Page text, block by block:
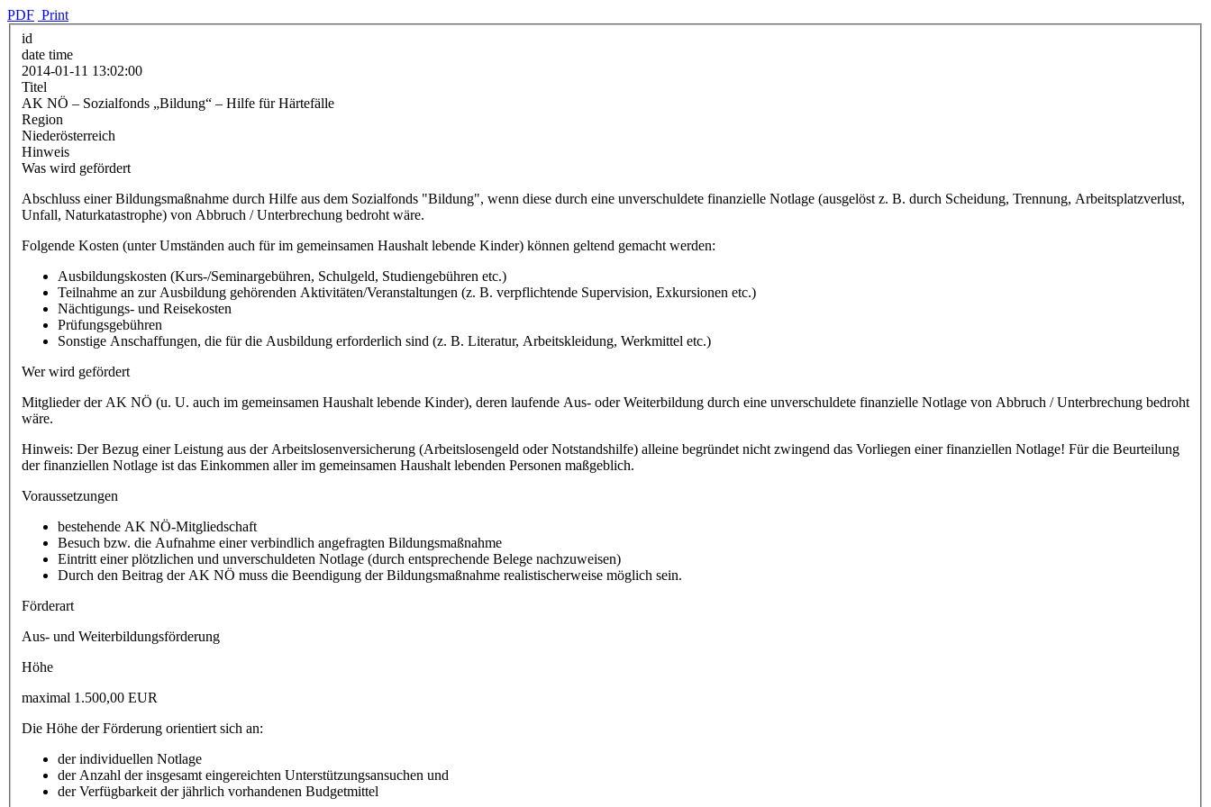
PDF Print
id
date time
2014-01-11 13:02:00
Titel
AK NÖ – Sozialfonds „Bildung“ – Hilfe für Härtefälle
Region
Niederösterreich
Hinweis
Was wird gefördert
Abschluss einer Bildungsmaßnahme durch Hilfe aus dem Sozialfonds "Bildung", wenn diese durch eine unverschuldete finanzielle Notlage (ausgelöst z. B. durch Scheidung, Trennung, Arbeitsplatzverlust,
Unfall, Naturkatastrophe) von Abbruch / Unterbrechung bedroht wäre.
Folgende Kosten (unter Umständen auch für im gemeinsamen Haushalt lebende Kinder) können geltend gemacht werden:
Ausbildungskosten (Kurs-/Seminargebühren, Schulgeld, Studiengebühren etc.)
Teilnahme an zur Ausbildung gehörenden Aktivitäten/Veranstaltungen (z. B. verpflichtende Supervision, Exkursionen etc.)
Nächtigungs- und Reisekosten
Prüfungsgebühren
Sonstige Anschaffungen, die für die Ausbildung erforderlich sind (z. B. Literatur, Arbeitskleidung, Werkmittel etc.)
Wer wird gefördert
Mitglieder der AK NÖ (u. U. auch im gemeinsamen Haushalt lebende Kinder), deren laufende Aus- oder Weiterbildung durch eine unverschuldete finanzielle Notlage von Abbruch / Unterbrechung bedroht
wäre.
Hinweis: Der Bezug einer Leistung aus der Arbeitslosenversicherung (Arbeitslosengeld oder Notstandshilfe) alleine begründet nicht zwingend das Vorliegen einer finanziellen Notlage! Für die Beurteilung
der finanziellen Notlage ist das Einkommen aller im gemeinsamen Haushalt lebenden Personen maßgeblich.
Voraussetzungen
bestehende AK NÖ-Mitgliedschaft
Besuch bzw. die Aufnahme einer verbindlich angefragten Bildungsmaßnahme
Eintritt einer plötzlichen und unverschuldeten Notlage (durch entsprechende Belege nachzuweisen)
Durch den Beitrag der AK NÖ muss die Beendigung der Bildungsmaßnahme realistischerweise möglich sein.
Förderart
Aus- und Weiterbildungsförderung
Höhe
maximal 1.500,00 EUR
Die Höhe der Förderung orientiert sich an:
der individuellen Notlage
der Anzahl der insgesamt eingereichten Unterstützungsansuchen und
der Verfügbarkeit der jährlich vorhandenen Budgetmittel